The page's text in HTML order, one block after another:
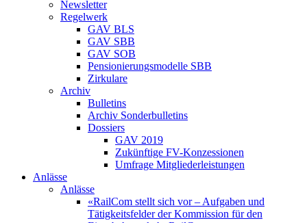
Newsletter
Regelwerk
GAV BLS
GAV SBB
GAV SOB
Pensionierungsmodelle SBB
Zirkulare
Archiv
Bulletins
Archiv Sonderbulletins
Dossiers
GAV 2019
Zukünftige FV-Konzessionen
Umfrage Mitgliederleistungen
Anlässe
Anlässe
«RailCom stellt sich vor – Aufgaben und
Tätigkeitsfelder der Kommission für den